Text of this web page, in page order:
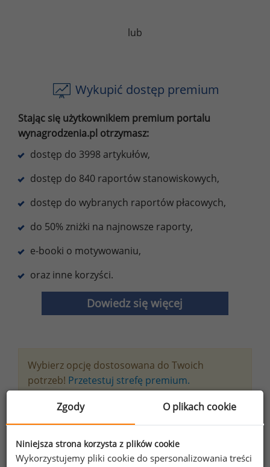
lub
Wykupić dostęp premium
Stając się użytkownikiem premium portalu
wynagrodzenia.pl otrzymasz:
dostęp do 3998 artykułów,
dostęp do 840 raportów stanowiskowych,
dostęp do wybranych raportów płacowych,
do 50% zniżki na najnowsze raporty,
e-booki o motywowaniu,
oraz inne korzyści.
Dowiedz się więcej
Wybierz opcję dostosowana do Twoich
potrzeb! Przetestuj strefę premium.
Zapisz się do newslettera!
Zgody O plikach cookie
Niniejsza strona korzysta z plików cookie
Wykorzystujemy pliki cookie do spersonalizowania treści